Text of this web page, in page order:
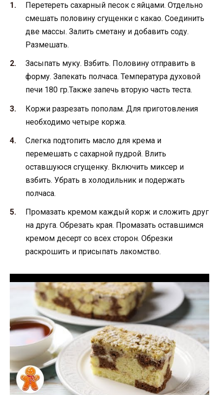
Перетереть сахарный песок с яйцами. Отдельно
смешать половину сгущенки с какао. Соединить
две массы. Залить сметану и добавить соду.
Размешать.
Засыпать муку. Взбить. Половину отправить в
форму. Запекать полчаса. Температура духовой
печи 180 гр.Также запечь вторую часть теста.
Коржи разрезать пополам. Для приготовления
необходимо четыре коржа.
Слегка подтопить масло для крема и
перемешать с сахарной пудрой. Влить
оставшуюся сгущенку. Включить миксер и
взбить. Убрать в холодильник и подержать
полчаса.
Промазать кремом каждый корж и сложить друг
на друга. Обрезать края. Промазать оставшимся
кремом десерт со всех сторон. Обрезки
раскрошить и присыпать лакомство.